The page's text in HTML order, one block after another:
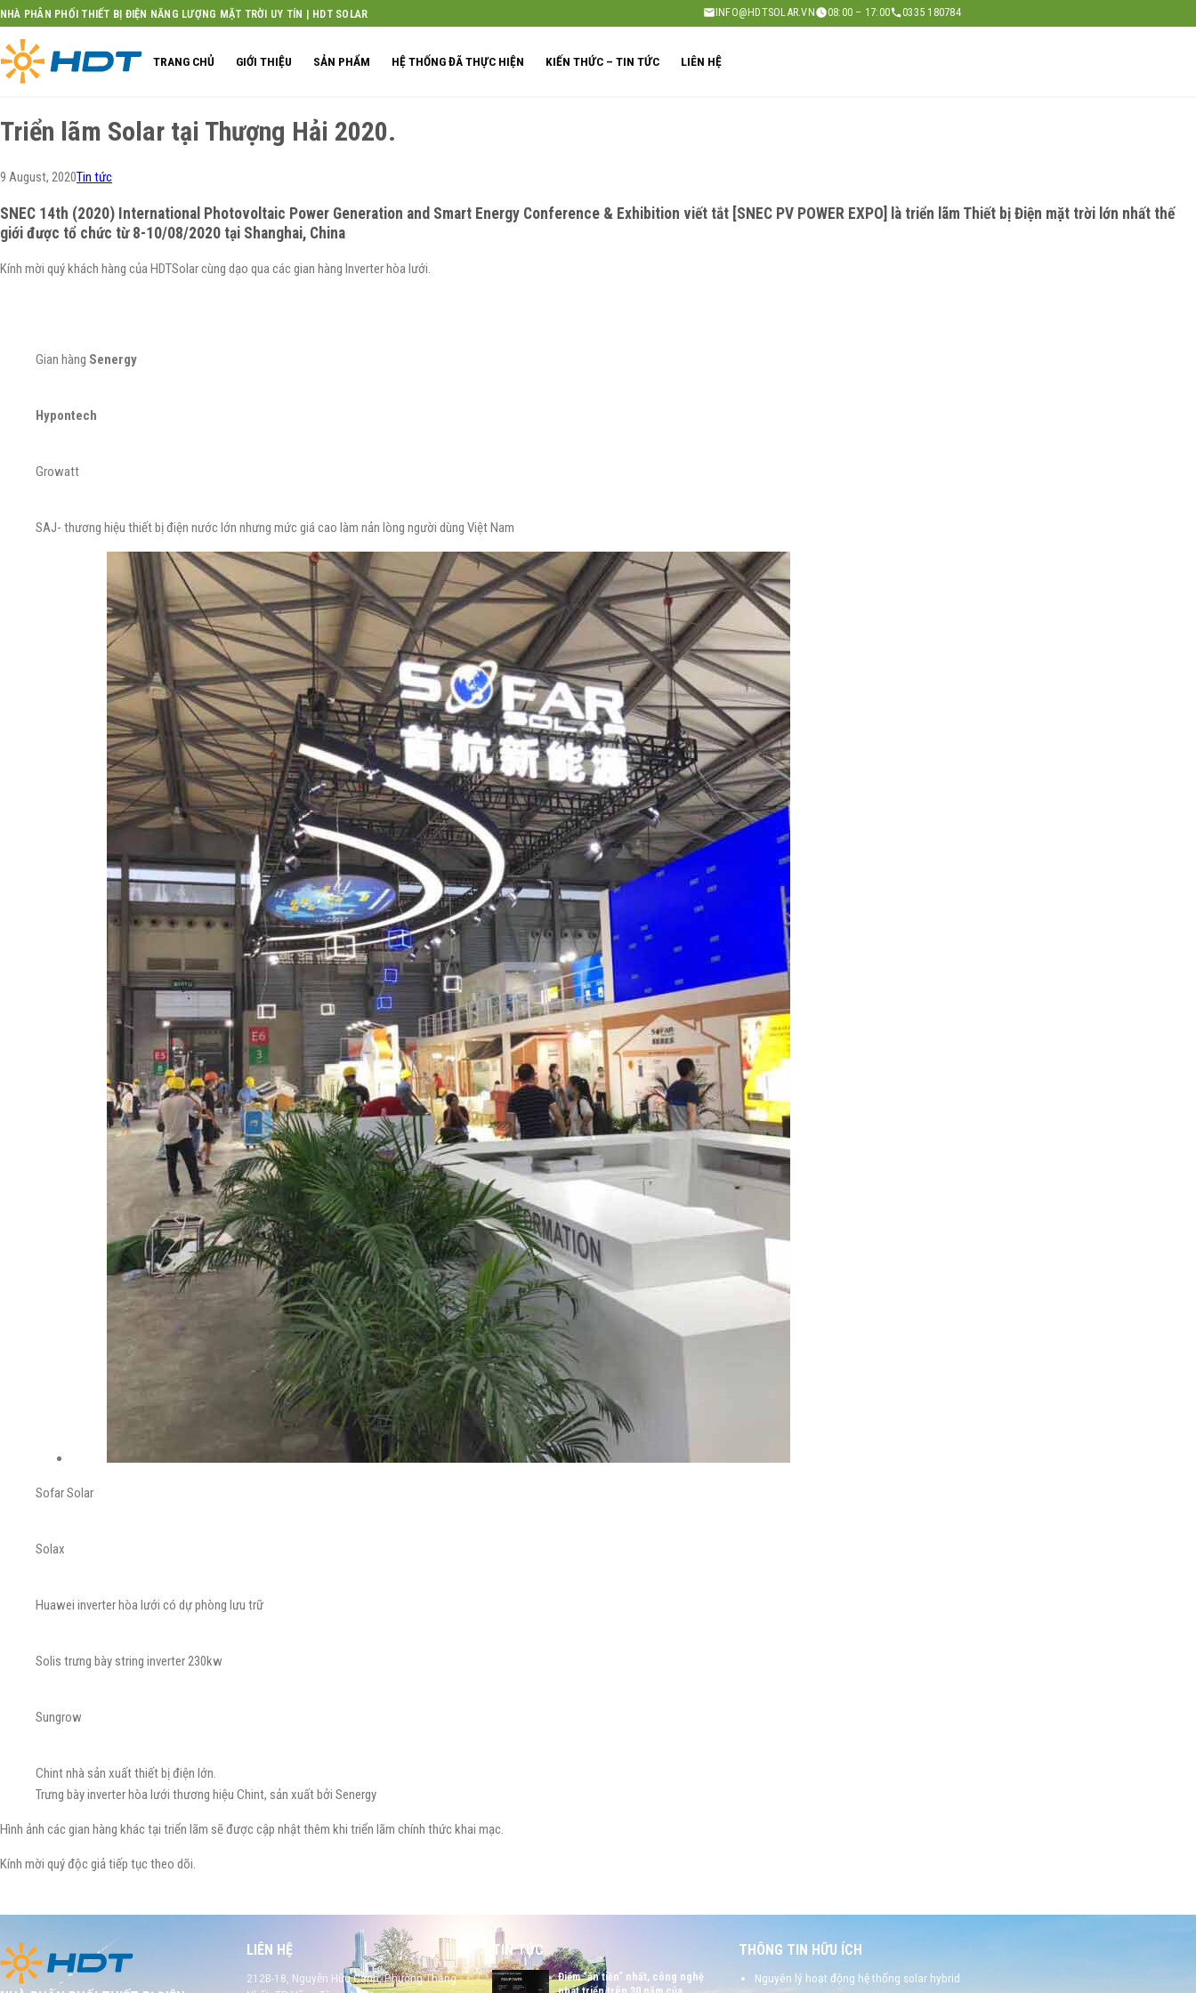
Skip
to
content
NHÀ PHÂN PHỐI THIẾT BỊ ĐIỆN NĂNG LƯỢNG MẶT TRỜI UY TÍN | HDT SOLAR INFO@HDTSOLAR.VN 08:00 – 17:00 0335 180784
TRANG CHỦ GIỚI THIỆU SẢN PHẨM HỆ THỐNG ĐÃ THỰC HIỆN KIẾN THỨC – TIN TỨC LIÊN HỆ
Triển lãm Solar tại Thượng Hải 2020.
9 August, 2020Tin tức
SNEC 14th (2020) International Photovoltaic Power Generation and Smart Energy Conference & Exhibition viết tắt [SNEC PV POWER EXPO] là triển lãm Thiết bị Điện mặt trời lớn nhất thế
giới được tổ chức từ 8-10/08/2020 tại Shanghai, China
Kính mời quý khách hàng của HDTSolar cùng dạo qua các gian hàng Inverter hòa lưới.
Gian hàng Senergy
Hypontech
Growatt
SAJ- thương hiệu thiết bị điện nước lớn nhưng mức giá cao làm nản lòng người dùng Việt Nam
Sofar Solar
Solax
Huawei inverter hòa lưới có dự phòng lưu trữ
Solis trưng bày string inverter 230kw
Sungrow
Chint nhà sản xuất thiết bị điện lớn.
Trưng bày inverter hòa lưới thương hiệu Chint, sản xuất bởi Senergy
Hình ảnh các gian hàng khác tại triển lãm sẽ được cập nhật thêm khi triển lãm chính thức khai mạc.
Kính mời quý độc giả tiếp tục theo dõi.
LIÊN HỆ
212B-18, Nguyễn Hữu Cảnh, Phường Thắng
TIN TỨC
Điểm “ăn tiền” nhất, công nghệ
THÔNG TIN HỮU ÍCH
Nguyên lý hoạt động hệ thống solar hybrid